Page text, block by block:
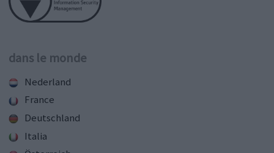
dans le monde
Nederland
France
Deutschland
Italia